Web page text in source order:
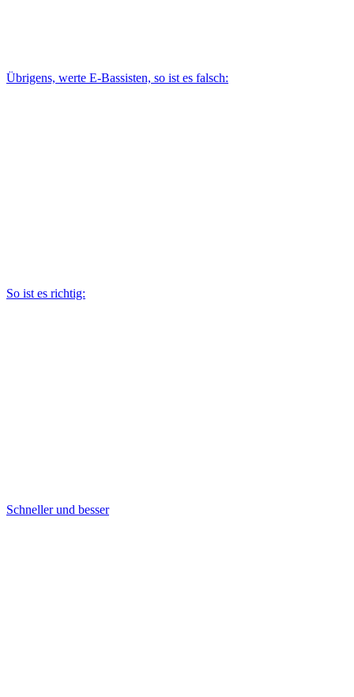
Übrigens, werte E-Bassisten, so ist es falsch:
So ist es richtig:
Schneller und besser